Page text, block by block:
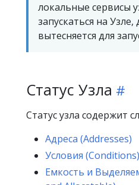
локальные сервисы
запускаться на Узле,
вытесняется для
Статус Узла
Статус узла содержит
Адреса (Addresses)
Условия (Conditions)
Емкость и